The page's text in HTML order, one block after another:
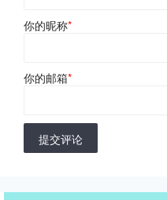
你的昵称*
你的邮箱*
提交评论